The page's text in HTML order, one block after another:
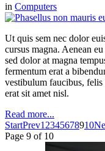
in Computers
Ut quis sem nec dolor
cursus magna. Aenean
sed dolor at magna
fermentum erat a
vestibulum faucibus, felis
erat sit amet nisl.
Read more...
StartPrev1 2345678910
Page 9 of 10